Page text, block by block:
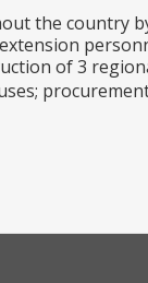
the country
of 3
procurement